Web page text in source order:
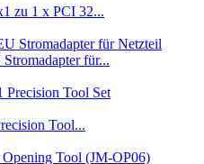
zu 1 x PCI 32...
für...
Tool...